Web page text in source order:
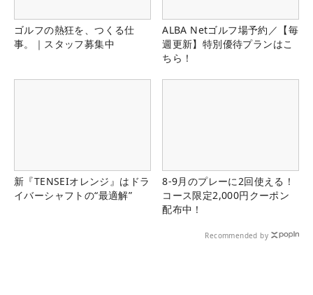
ゴルフの熱狂を、つくる仕
事。｜スタッフ募集中
ALBA Netゴルフ場予約／【毎
週更新】特別優待プランはこ
ちら！
新『TENSEIオレンジ』はドラ
イバーシャフトの“最適解”
8-9月のプレーに2回使える！
コース限定2,000円クーポン
配布中！
Recommended by